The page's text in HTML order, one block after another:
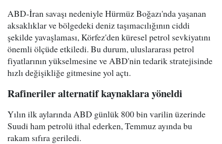
ABD-İran savaşı nedeniyle Hürmüz Boğazı'nda yaşanan
aksaklıklar ve bölgedeki deniz taşımacılığının ciddi
şekilde yavaşlaması, Körfez'den küresel petrol sevkiyatını
önemli ölçüde etkiledi. Bu durum, uluslararası petrol
fiyatlarının yükselmesine ve ABD'nin tedarik stratejisinde
hızlı değişikliğe gitmesine yol açtı.
Rafineriler alternatif kaynaklara yöneldi
Yılın ilk aylarında ABD günlük 800 bin varilin üzerinde
Suudi ham petrolü ithal ederken, Temmuz ayında bu
rakam sıfıra geriledi.